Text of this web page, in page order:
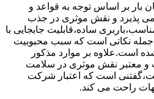
بار بر اساس توجه به قواعد و
و نقش موثری در جذب
ساده،قابلیت جابجایی با
نکاتی است که سبب محبوبیت
است.علاوه بر موارد مذکور
و معتبر نقش موثری در سلامت
است که اعتبار شرکت
راحت می کند.